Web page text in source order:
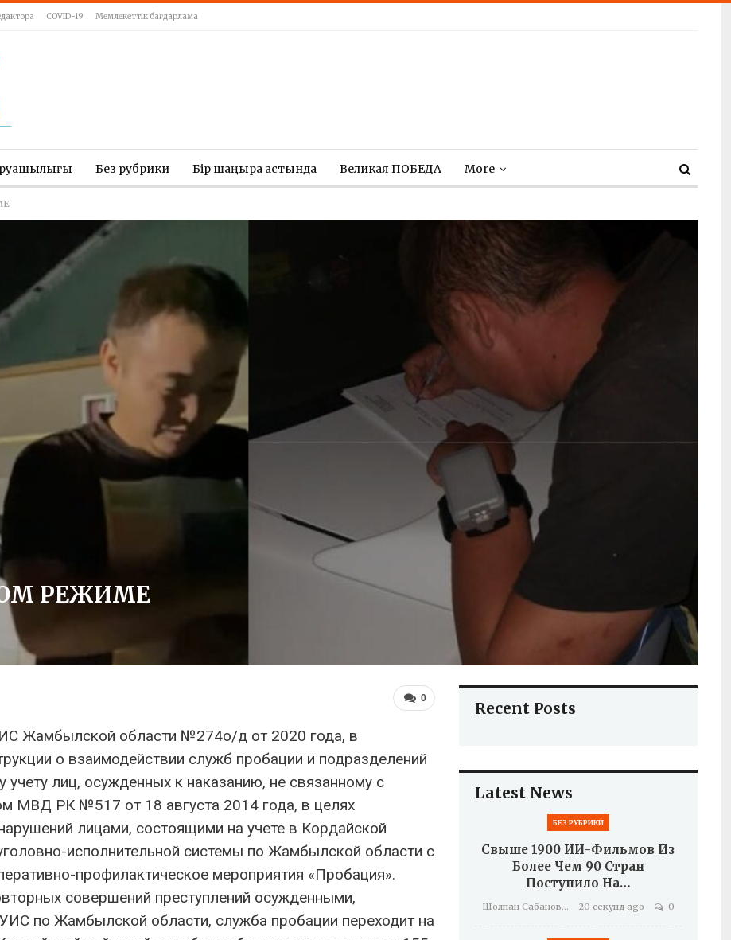
COVID-19 Мемлекеттік бағдарлама
Без рубрики Бір шаңырақ астында Великая ПОБЕДА More
РЕЖИМЕ
0
Жамбылской области №274о/д от 2020 года, в
о взаимодействии служб пробации и подразделений
лиц, осужденных к наказанию, не связанному с
МВД РК №517 от 18 августа 2014 года, в целях
лицами, состоящими на учете в Кордайской
исполнительной системы по Жамбылской области с
профилактическое мероприятия «Пробация».
совершений преступлений осужденными,
по Жамбылской области, служба пробации переходит на
Recent Posts
Latest News
БЕЗ РУБРИКИ
Свыше 1900 ИИ-Фильмов Из
Более Чем 90 Стран
Поступило На…
Шолпан Сабанова 20 секунд ago 0